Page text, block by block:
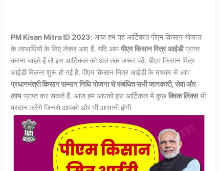
PM Kisan Mitra ID 2023: आज हम यह आर्टिकल पीएम किसान योजना
के लाभार्थियों के लिए लेकर आए हैं. यदि आपपीएम किसान मित्र आईडीप्राप्त
करना चाहते हैं तो इस आर्टिकल को अंत तक जरूर पढ़ें. पीएम किसान मित्र
आईडी मिलना शुरू हो गई है. पीएम किसान मित्र आईडी के माध्यम से आप
प्रधानमंत्री किसान सम्मान निधि योजना से संबंधित सभी जानकारी, सेवा और
लाभप्राप्त कर सकते हैं. आज हम आपको इस आर्टिकल में कुछक्विक लिंक्सभी
प्रदान करेंगे जिनसे आपको और भी आसानी होगी.